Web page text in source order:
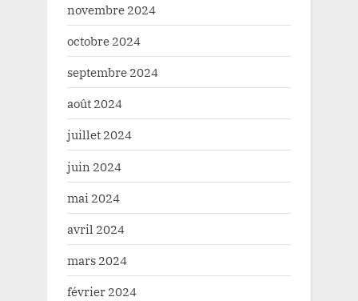
novembre 2024
octobre 2024
septembre 2024
août 2024
juillet 2024
juin 2024
mai 2024
avril 2024
mars 2024
février 2024